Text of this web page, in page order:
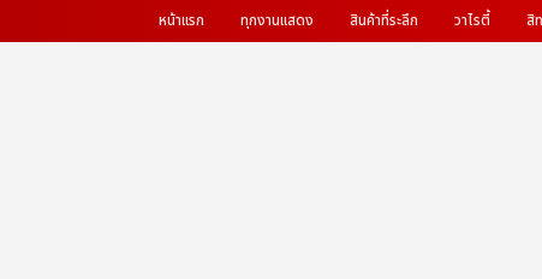
หน้าแรก ทุกงานแสดง สินค้าที่ระลึก วาไรตี้ สิ